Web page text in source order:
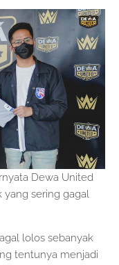
Dewa United
yang sering gagal
lolos sebanyak
tentunya menjadi